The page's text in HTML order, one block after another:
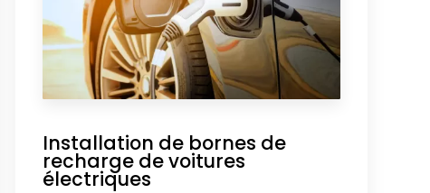
Installation de bornes de
recharge de voitures
électriques